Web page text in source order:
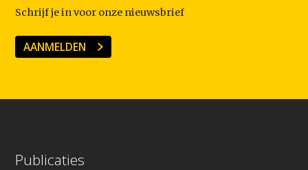
Schrijf je in voor onze nieuwsbrief
AANMELDEN
Publicaties